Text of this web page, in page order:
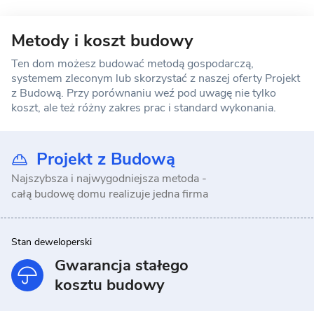
Metody i koszt budowy
Ten dom możesz budować metodą gospodarczą,
systemem zleconym lub skorzystać z naszej oferty Projekt
z Budową. Przy porównaniu weź pod uwagę nie tylko
koszt, ale też różny zakres prac i standard wykonania.
Projekt z Budową
Najszybsza i najwygodniejsza metoda -
całą budowę domu realizuje jedna firma
Stan deweloperski
Gwarancja stałego
kosztu budowy